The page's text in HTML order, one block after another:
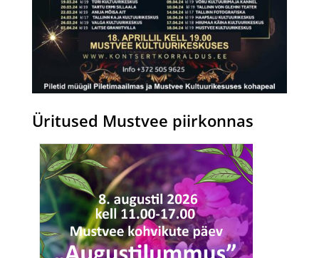
Üritused Mustvee piirkonnas